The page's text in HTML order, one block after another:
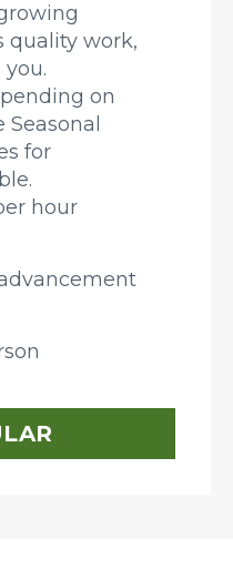
quality work,
on
for
hour